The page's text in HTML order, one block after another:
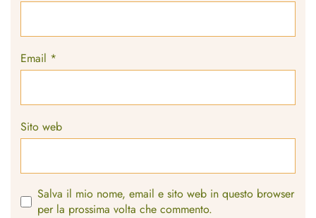
Email *
Sito web
Salva il mio nome, email e sito web in questo browser
per la prossima volta che commento.